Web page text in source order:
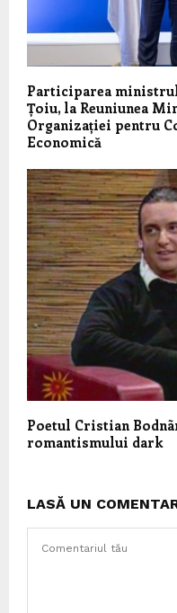
Participarea
Țoiu, la Reuniunea
Organizației pentru
Economică
Poetul Cristian
romantismului dark
LASĂ UN